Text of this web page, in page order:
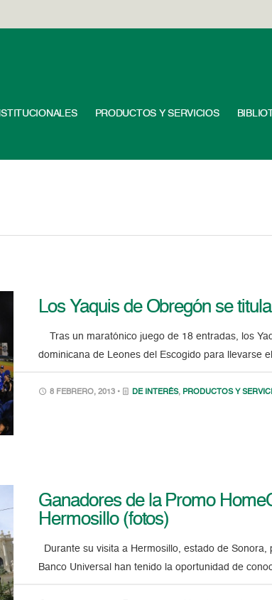
PRODUCTOS Y SERVICIOS
Los Yaquis de Obregón se
Tras un maratónico juego de 18 entradas, los
dominicana de Leones del Escogido para llevarse
8 FEBRERO, 2013 • DE INTERÉS, PRODUCTOS Y
Ganadores de la Promo
Hermosillo (fotos)
Durante su visita a Hermosillo, estado de
Banco Universal han tenido la oportunidad de